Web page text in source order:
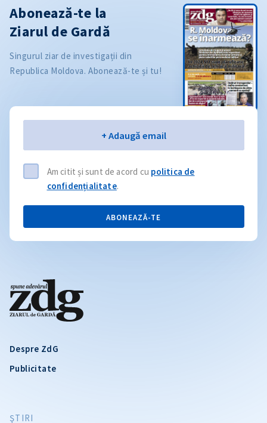
Despre ZdG
Publicitate
ŞTIRI
Abonează-te la
Ziarul de Gardă
Singurul ziar de investigații din
Republica Moldova. Abonează-te și tu!
+ Adaugă email
Am citit și sunt de acord cu politica de
confidențialitate.
ABONEAZĂ-TE